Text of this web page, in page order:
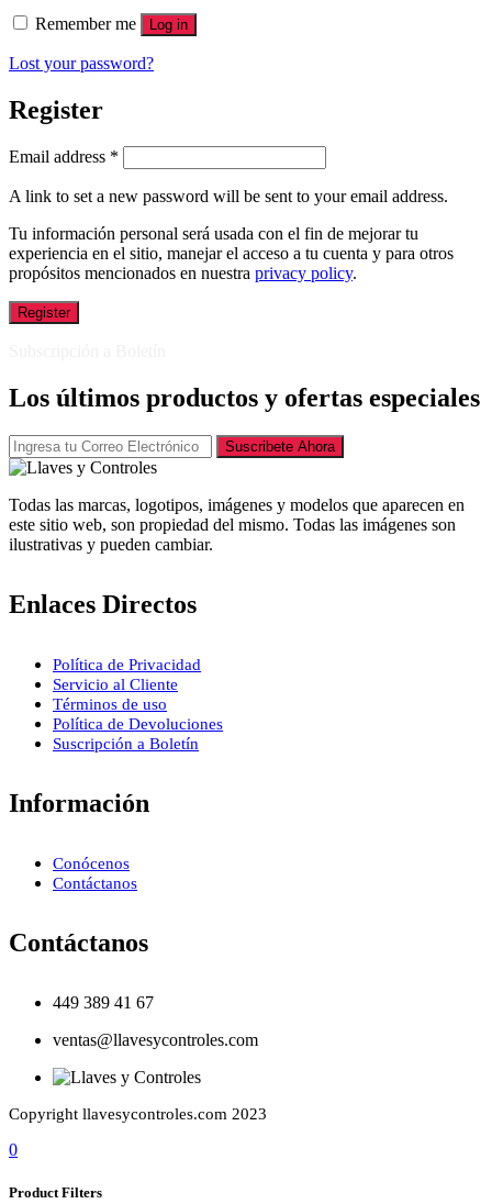
Remember me Log in
Lost your password?
Register
Email address *
A link to set a new password will be sent to your email address.
Tu información personal será usada con el fin de mejorar tu
experiencia en el sitio, manejar el acceso a tu cuenta y para otros
propósitos mencionados en nuestra privacy policy.
Register
Los últimos productos y ofertas especiales
Suscribete Ahora
Todas las marcas, logotipos, imágenes y modelos que aparecen en
este sitio web, son propiedad del mismo. Todas las imágenes son
ilustrativas y pueden cambiar.
Enlaces Directos
Política de Privacidad
Servicio al Cliente
Términos de uso
Política de Devoluciones
Suscripción a Boletín
Información
Conócenos
Contáctanos
Contáctanos
449 389 41 67
ventas@llavesycontroles.com
Copyright llavesycontroles.com 2023
0
Product Filters